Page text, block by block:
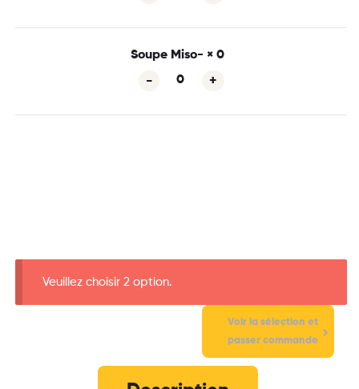
Soupe Miso- × 0
Veuillez choisir 2 option.
Voir la sélection et
passer commande